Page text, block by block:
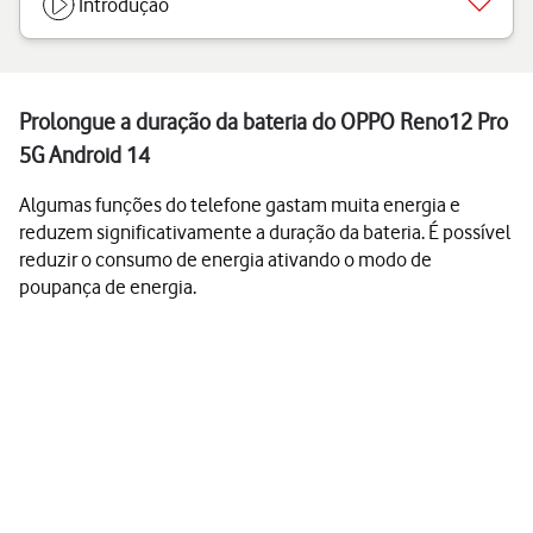
Introdução
Prolongue a duração da bateria do OPPO Reno12 Pro
5G Android 14
Algumas funções do telefone gastam muita energia e
reduzem significativamente a duração da bateria. É possível
reduzir o consumo de energia ativando o modo de
poupança de energia.